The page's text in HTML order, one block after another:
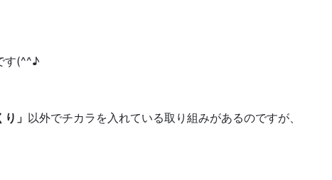
す(^^♪
り」 以外でチカラを入れている取り組みがあるのですが、